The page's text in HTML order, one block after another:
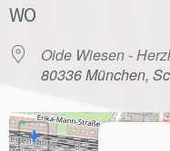
WO
Oide Wiesen -
80336 München,
+